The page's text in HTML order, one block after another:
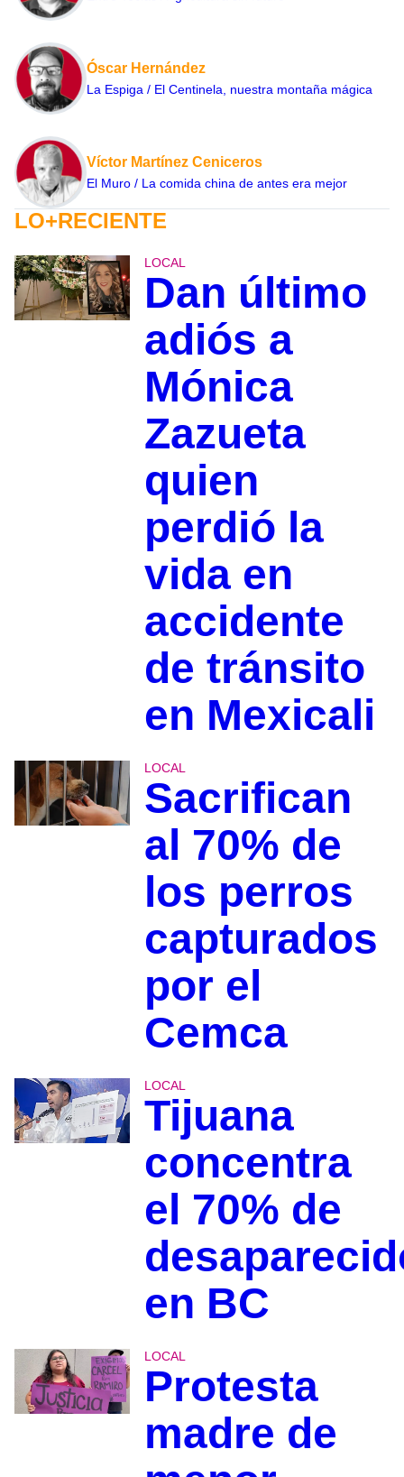
Óscar Hernández
La Espiga / El Centinela, nuestra montaña mágica
Víctor Martínez Ceniceros
El Muro / La comida china de antes era mejor
LO+RECIENTE
LOCAL
Dan último
adiós a
Mónica
Zazueta
quien
perdió la
vida en
accidente
de tránsito
en Mexicali
LOCAL
Sacrifican
al 70% de
los perros
capturados
por el
Cemca
LOCAL
Tijuana
concentra
el 70% de
en BC
LOCAL
Protesta
madre de